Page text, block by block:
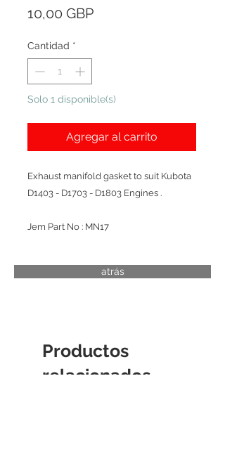
10,00 GBPPrecio
Cantidad *
Solo 1 disponible(s)
Agregar al carrito
Exhaust manifold gasket to suit Kubota
D1403 - D1703 - D1803 Engines .
Jem Part No : MN17
atrás
Productos
relacionados